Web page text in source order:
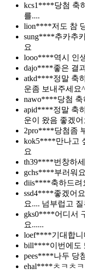
kcs1****당첨 축
를....
lion****저도 참
sung****추카추
요
looo****역시 인
dajo****좋은 결
atkd****정말 축
운좀 보내주세요
nawo****당첨
apid****정말 축
운이 왔음 좋겠
2pro****당첨좀
kok5****만나고
요
th39****번창하
gchs****부러워
diis****축하드려
ssd4****좋겠어
요.... 넘부럽고
gks0****어디서
요......
loef****기대합
bill****이번에도
pees****나두 당
ehal****ㅊㅋㅊ